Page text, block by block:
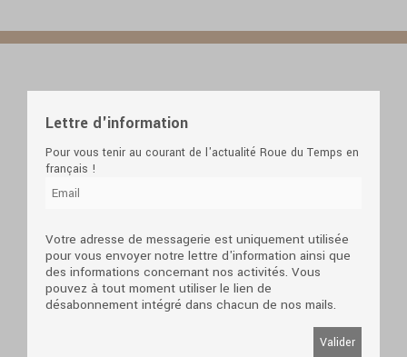
Lettre d'information
Pour vous tenir au courant de l'actualité Roue du Temps en
français !
Votre adresse de messagerie est uniquement utilisée
pour vous envoyer notre lettre d'information ainsi que
des informations concernant nos activités. Vous
pouvez à tout moment utiliser le lien de
désabonnement intégré dans chacun de nos mails.